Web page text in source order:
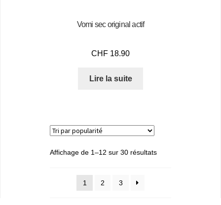
Vomi sec original actif
CHF 18.90
Lire la suite
Affichage de 1–12 sur 30 résultats
1 2 3